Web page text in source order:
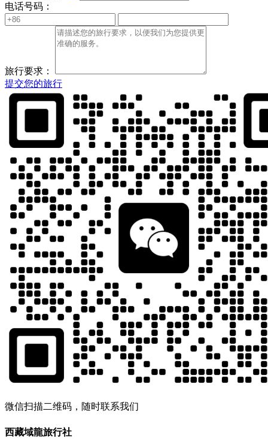
电话号码：
旅行要求：
提交您的旅行
微信扫描二维码，随时联系我们
西藏域龍旅行社